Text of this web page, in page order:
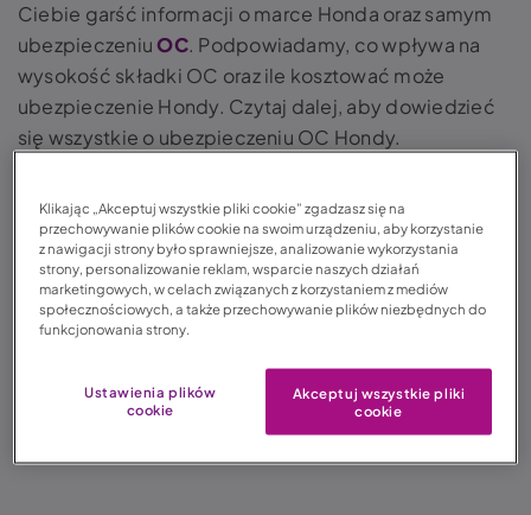
Ciebie garść informacji o marce Honda oraz samym
ubezpieczeniuOC. Podpowiadamy, co wpływa na
wysokość składki OC oraz ile kosztować może
ubezpieczenie Hondy. Czytaj dalej, aby dowiedzieć
się wszystkie o ubezpieczeniu OC Hondy.
Klikając „Akceptuj wszystkie pliki cookie” zgadzasz się na
przechowywanie plików cookie na swoim urządzeniu, aby korzystanie
z nawigacji strony było sprawniejsze, analizowanie wykorzystania
strony, personalizowanie reklam, wsparcie naszych działań
marketingowych, w celach związanych z korzystaniem z mediów
społecznościowych, a także przechowywanie plików niezbędnych do
funkcjonowania strony.
Ustawienia plików
cookie
Akceptuj wszystkie pliki
cookie